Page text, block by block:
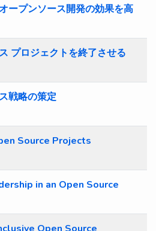
ープンソース開発の効果を高
プロジェクトを終了させる
戦略の策定
Source Projects
in an Open Source